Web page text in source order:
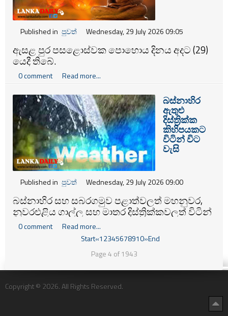
Published in පුවත් Wednesday, 29 July 2026 09:05
ඇසළ පුර පසළොස්වක පොහොය දිනය අදට (29)
යෙදී තිබේ.
0 comment Read more...
බස්නාහිර
ඇතුළු
දිස්ත්‍රික්ක
කිහිපයකට
විටින් විට
වැසි
Published in පුවත් Wednesday, 29 July 2026 09:00
බස්නාහිර සහ සබරගමුව පළාත්වලත් මහනුවර,
නුවරඑළිය ගාල්ල සහ මාතර දිස්ත්‍රික්කවලත් විටින්
විට වැසි ඇති වේ.
0 comment
Read more...
Start«12345678910»End
Page 4 of 1943
Copyright © 2026. All Rights Reserved.